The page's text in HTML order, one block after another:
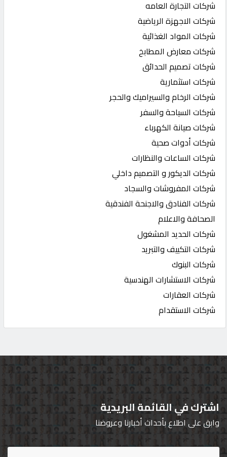
شركات التجارة العامه
شركات الاجهزة الرياضية
شركات المواد الغذائية
شركات معارض المطابخ
شركات تصميم الحدائق
شركات استثمارية
شركات الرخام والسيراميك والحجر
شركات السياحة والسفر
شركات صيانة الكهرباء
شركات أدوات صحية
شركات الساعات والنظارات
شركات الديكور و التصميم داخلي
شركات المفروشات والسجاد
شركات الفنادق والاجنحة الفندقية
الصحافة والاعلام
شركات الحديد المشغول
شركات التكييف والتبريد
شركات البنوك
شركات الاستشارات الهندسية
شركات العقارات
شركات الاستقدام
اشترك في القائمة البريدية
وابق على اطلاع بأحداث أخبارنا وعروضنا